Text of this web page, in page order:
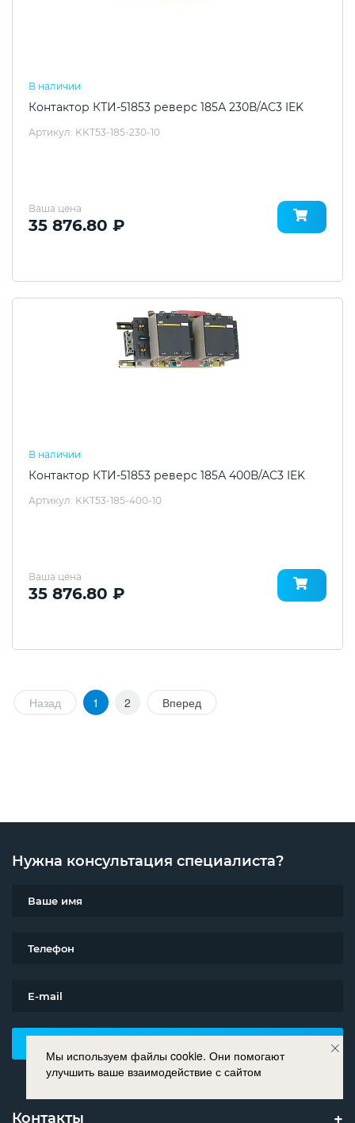
В наличии
Контактор КТИ-51853 реверс 185А 230В/АС3 IEK
Артикул: KKT53-185-230-10
Ваша цена
35 876.80 ₽
В наличии
Контактор КТИ-51853 реверс 185А 400В/АС3 IEK
Артикул: KKT53-185-400-10
Ваша цена
35 876.80 ₽
Назад 1 2 Вперед
Нужна консультация специалиста?
Контакты
Мы используем файлы cookie. Они помогают
улучшить ваше взаимодействие с сайтом